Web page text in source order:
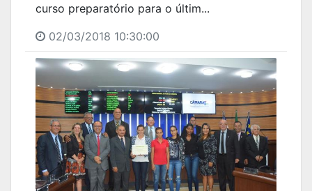
curso preparatório para o últim...
02/03/2018 10:30:00